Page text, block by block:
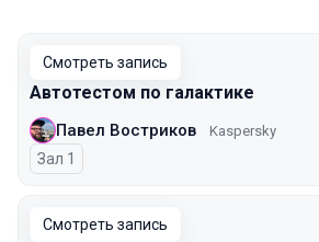
Смотреть запись
Автотестом по галактике
Павел Востриков Kaspersky
Зал 1
Смотреть запись